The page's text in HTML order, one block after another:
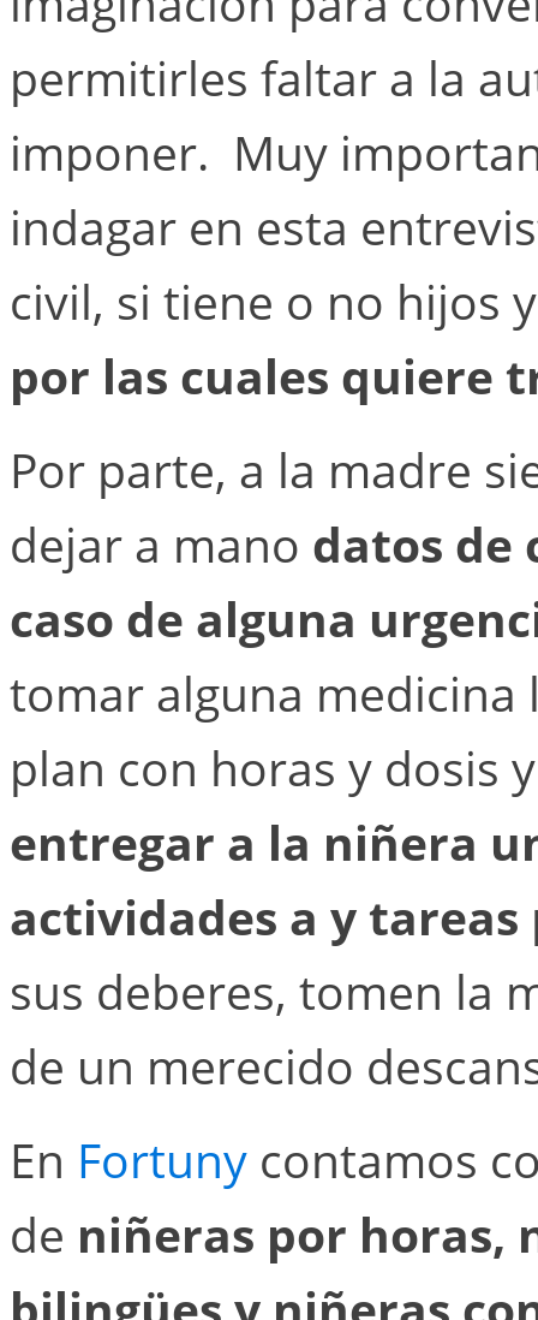
permitirles faltar a la
imponer. Muy
indagar en esta
civil, si tiene o no hijos
por las cuales quiere
Por parte, a la madre
dejar a mano datos de
caso de alguna
tomar alguna medicina
plan con horas y dosis
entregar a la niñera
actividades a y tareas
sus deberes, tomen la
de un merecido
En Fortuny contamos
de niñeras por horas,